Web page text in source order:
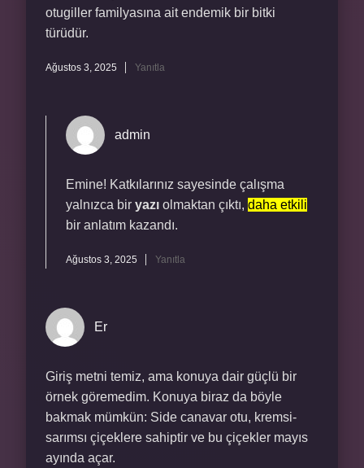
otugiller familyasına ait endemik bir bitki
türüdür.
Ağustos 3, 2025 Yanıtla
admin
Emine! Katkılarınız sayesinde çalışma
yalnızca bir yazı olmaktan çıktı, daha etkili
bir anlatım kazandı.
Ağustos 3, 2025 Yanıtla
Er
Giriş metni temiz, ama konuya dair güçlü bir
örnek göremedim. Konuya biraz da böyle
bakmak mümkün: Side canavar otu, kremsi-
sarımsı çiçeklere sahiptir ve bu çiçekler mayıs
ayında açar.